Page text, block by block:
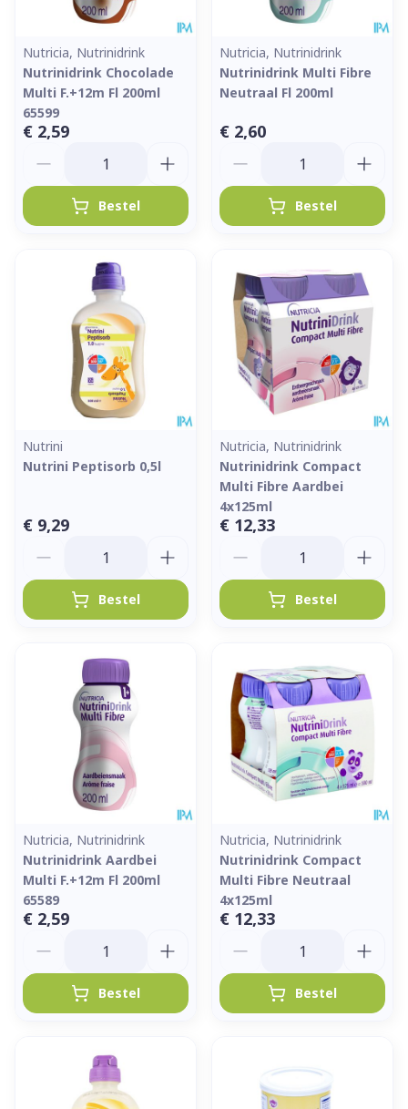
Nutricia, Nutrinidrink
Nutrinidrink Chocolade
Multi F.+12m Fl 200ml
65599
€ 2,59
Bestel
Nutricia, Nutrinidrink
Nutrinidrink Multi Fibre
Neutraal Fl 200ml
€ 2,60
Bestel
Nutrini
Nutrini Peptisorb 0,5l
€ 9,29
Bestel
Nutricia, Nutrinidrink
Nutrinidrink Compact
Multi Fibre Aardbei
4x125ml
€ 12,33
Bestel
Nutricia, Nutrinidrink
Nutrinidrink Aardbei
Multi F.+12m Fl 200ml
65589
€ 2,59
Bestel
Nutricia, Nutrinidrink
Nutrinidrink Compact
Multi Fibre Neutraal
4x125ml
€ 12,33
Bestel